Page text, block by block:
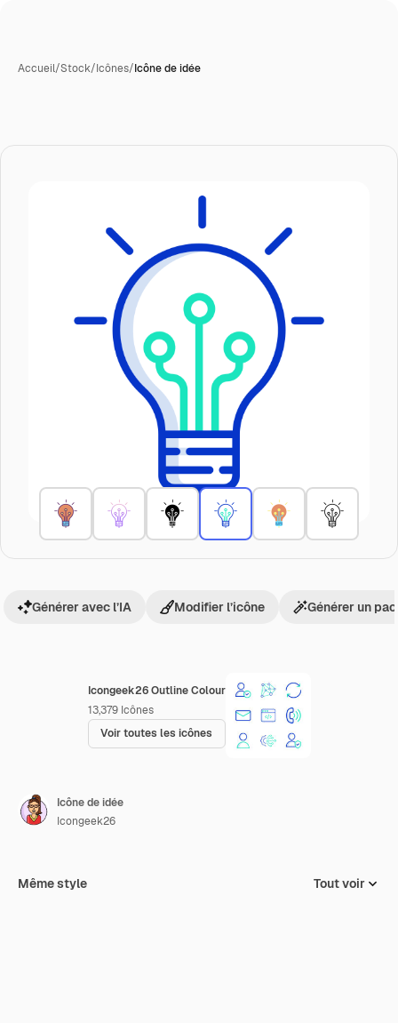
Accueil/Stock/Icônes/Icône de idée
Icongeek26 Outline Colour
13,379 Icônes
Voir toutes les icônes
Générer avec l’IA Modifier l’icône Générer un
Icône de idée
Icongeek26
Même style Tout voir